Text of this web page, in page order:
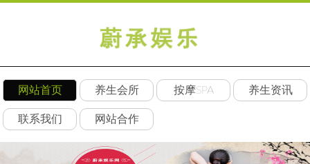
网站首页 养生会所 按摩SPA 养生资讯
联系我们 网站合作